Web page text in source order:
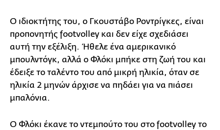
Ο ιδιοκτήτης του, ο Γκουστάβο Ροντρίγκες, είναι
προπονητής footvolley και δεν είχε σχεδιάσει
αυτή την εξέλιξη. Ήθελε ένα αμερικανικό
μπουλντόγκ, αλλά ο Φλόκι μπήκε στη ζωή του και
έδειξε το ταλέντο του από μικρή ηλικία, όταν σε
ηλικία 2 μηνών άρχισε να πηδάει για να πιάσει
μπαλόνια.
Ο Φλόκι έκανε το ντεμπούτο του στο footvolley το